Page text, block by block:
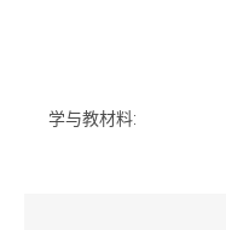
学与教材料: